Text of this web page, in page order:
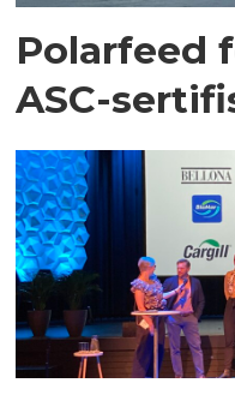
Polarfeed
ASC-